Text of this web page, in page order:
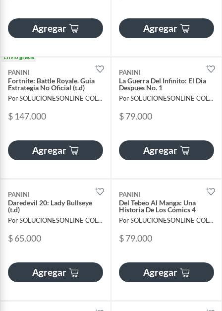
Agregar Agregar
Envíogratis
PANINI
Fortnite: Battle Royale. Guia
Estrategia No Oficial (t.d)
Por SOLUCIONESONLINE COLOMBIA SAS
$ 147.000
Agregar
PANINI
La Guerra Del Infinito: El Dia
Despues No. 1
Por SOLUCIONESONLINE COLOMBIA SAS
$ 79.000
Agregar
PANINI
Daredevil 20: Lady Bullseye
(t.d)
Por SOLUCIONESONLINE COLOMBIA SAS
$ 65.000
Agregar
PANINI
Del Tebeo Al Manga: Una
Historia De Los Cómics 4
Por SOLUCIONESONLINE COLOMBIA SAS
$ 79.000
Agregar